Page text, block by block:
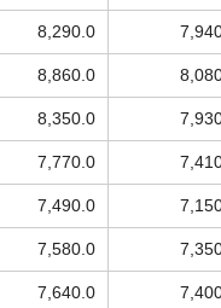
8,290.0
8,860.0
8,350.0
7,770.0
7,490.0
7,580.0
7,640.0